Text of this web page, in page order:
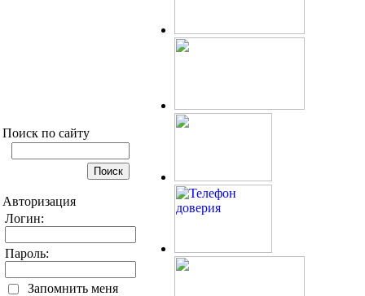
Поиск по сайту
Авторизация
Логин:
Пароль:
Запомнить меня